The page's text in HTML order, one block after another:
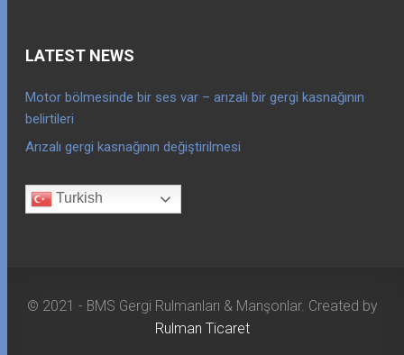
LATEST NEWS
Motor bölmesinde bir ses var – arızalı bir gergi kasnağının
belirtileri
Arızalı gergi kasnağının değiştirilmesi
Turkish
© 2021 - BMS Gergi Rulmanları & Manşonlar. Created by
Rulman Ticaret